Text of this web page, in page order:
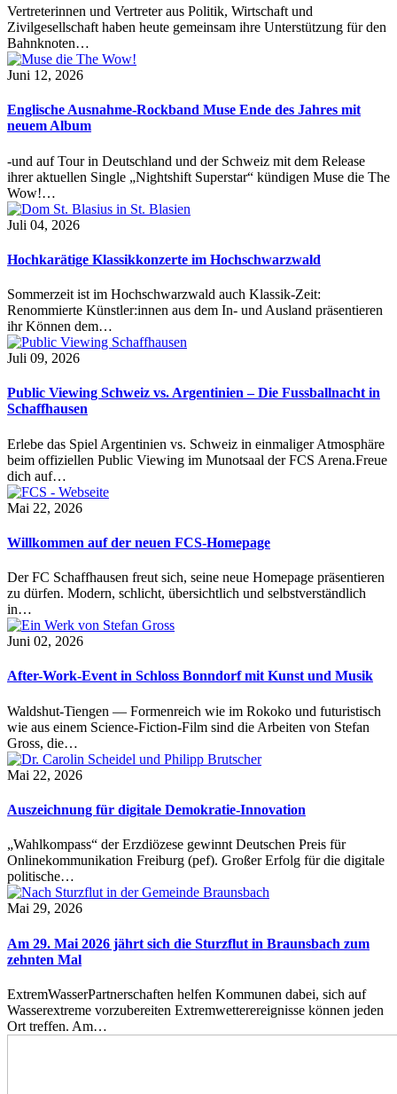
Vertreterinnen und Vertreter aus Politik, Wirtschaft und
Zivilgesellschaft haben heute gemeinsam ihre Unterstützung für den
Bahnknoten…
Juni 12, 2026
Englische Ausnahme-Rockband Muse Ende des Jahres mit
neuem Album
-und auf Tour in Deutschland und der Schweiz mit dem Release
ihrer aktuellen Single „Nightshift Superstar“ kündigen Muse die The
Wow!…
Juli 04, 2026
Hochkarätige Klassikkonzerte im Hochschwarzwald
Sommerzeit ist im Hochschwarzwald auch Klassik-Zeit:
Renommierte Künstler:innen aus dem In- und Ausland präsentieren
ihr Können dem…
Juli 09, 2026
Public Viewing Schweiz vs. Argentinien – Die Fussballnacht in
Schaffhausen
Erlebe das Spiel Argentinien vs. Schweiz in einmaliger Atmosphäre
beim offiziellen Public Viewing im Munotsaal der FCS Arena.Freue
dich auf…
Mai 22, 2026
Willkommen auf der neuen FCS-Homepage
Der FC Schaffhausen freut sich, seine neue Homepage präsentieren
zu dürfen. Modern, schlicht, übersichtlich und selbstverständlich
in…
Juni 02, 2026
After-Work-Event in Schloss Bonndorf mit Kunst und Musik
Waldshut-Tiengen — Formenreich wie im Rokoko und futuristisch
wie aus einem Science-Fiction-Film sind die Arbeiten von Stefan
Gross, die…
Mai 22, 2026
Auszeichnung für digitale Demokratie-Innovation
„Wahlkompass“ der Erzdiözese gewinnt Deutschen Preis für
Onlinekommunikation Freiburg (pef). Großer Erfolg für die digitale
politische…
Mai 29, 2026
Am 29. Mai 2026 jährt sich die Sturzflut in Braunsbach zum
zehnten Mal
ExtremWasserPartnerschaften helfen Kommunen dabei, sich auf
Wasserextreme vorzubereiten Extremwetterereignisse können jeden
Ort treffen. Am…